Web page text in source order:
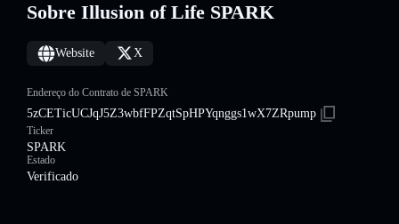
Sobre Illusion of Life SPARK
Website X
Endereço do Contrato de SPARK
5zCETicUCJqJ5Z3wbfFPZqtSpHPYqnggs1wX7ZRpump
Ticker
SPARK
Estado
Verificado